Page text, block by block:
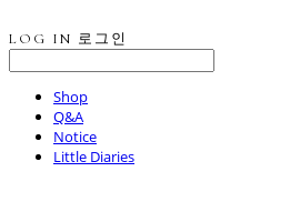
LOG IN 로그인
Shop
Q&A
Notice
Little Diaries